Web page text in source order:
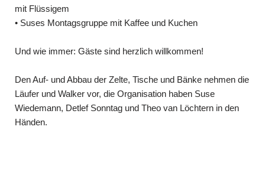
mit Flüssigem
• Suses Montagsgruppe mit Kaffee und Kuchen
Und wie immer: Gäste sind herzlich willkommen!
Den Auf- und Abbau der Zelte, Tische und Bänke nehmen die
Läufer und Walker vor, die Organisation haben Suse
Wiedemann, Detlef Sonntag und Theo van Löchtern in den
Händen.